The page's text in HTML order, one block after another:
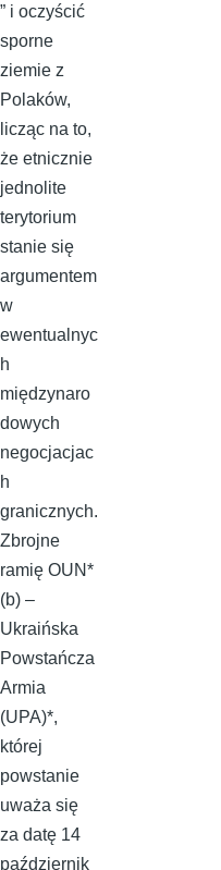
” i oczyścić
sporne
ziemie z
Polaków,
licząc na to,
że etnicznie
jednolite
terytorium
stanie się
argumentem
w
ewentualnyc
h
międzynaro
dowych
negocjacjac
h
granicznych.
Zbrojne
ramię OUN*
(b) –
Ukraińska
Powstańcza
Armia
(UPA)*,
której
powstanie
uważa się
za datę 14
październik